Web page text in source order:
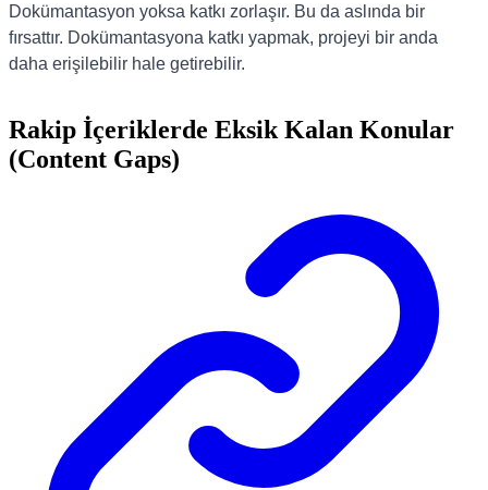
Dokümantasyon yoksa katkı zorlaşır. Bu da aslında bir
fırsattır. Dokümantasyona katkı yapmak, projeyi bir anda
daha erişilebilir hale getirebilir.
Rakip İçeriklerde Eksik Kalan Konular
(Content Gaps)